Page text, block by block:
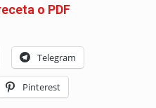
o PDF
Telegram
Pinterest